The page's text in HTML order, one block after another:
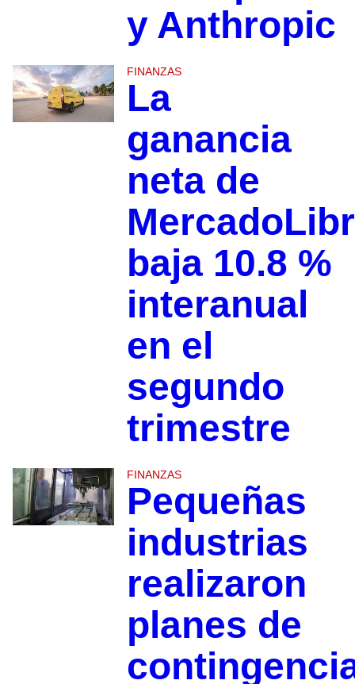
y Anthropic
FINANZAS
La
ganancia
neta de
baja 10.8 %
interanual
en el
segundo
trimestre
FINANZAS
Pequeñas
industrias
realizaron
planes de